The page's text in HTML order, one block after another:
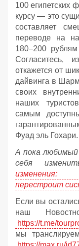
100 египетских
курсу — это
составляет
переводе на
180–200
Согласитесь,
откажется от
дайвинга в
своих
наших
самым
Фуад эль Гохари.
А пока
себя
изменения:
перестроит
Если вы
наш
https://t.me/
мы